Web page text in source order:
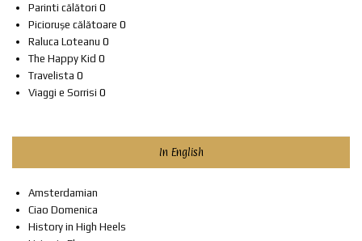
Parinti călători 0
Piciorușe călătoare 0
Raluca Loteanu 0
The Happy Kid 0
Travelista 0
Viaggi e Sorrisi 0
In English
Amsterdamian
Ciao Domenica
History in High Heels